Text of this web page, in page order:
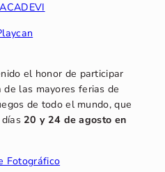
ACADEVI
el honor de participar
de las mayores ferias de
de todo el mundo, que
20 y 24 de agosto en
Fotográfico